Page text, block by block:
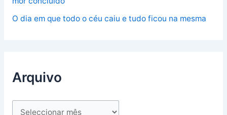
O dia em que todo o céu caiu e tudo ficou na mesma
Arquivo